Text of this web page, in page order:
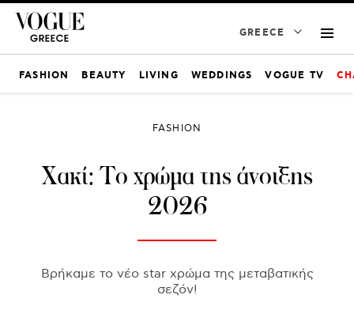
GREECE
FASHION BEAUTY LIVING WEDDINGS VOGUE TV
FASHION
Χακί: Το χρώμα της άνοιξης
2026
Βρήκαμε το νέο star χρώμα της μεταβατικής
σεζόν!